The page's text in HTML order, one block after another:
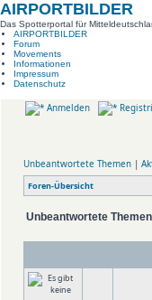
AIRPORTBILDER
Das Spotterportal für
AIRPORTBILDER
Forum
Movements
Informationen
Impressum
Datenschutz
Anmelden
Unbeantwortete Themen |
Foren-Übersicht
Unbeantwortete Themen